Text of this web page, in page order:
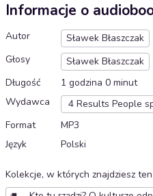
Informacje o
Autor
Sławek Błaszczak
Głosy
Sławek Błaszczak
Długość
1 godzina 0 minut
Wydawca
4 Results People
Format
MP3
Język
Polski
Kolekcje, w których znajdziesz